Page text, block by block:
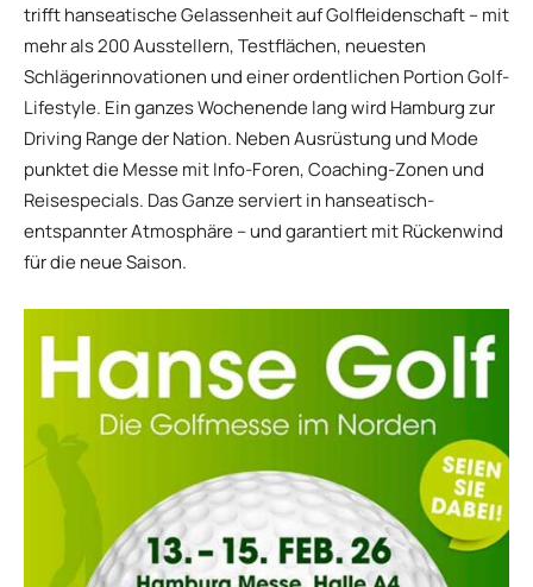
trifft hanseatische Gelassenheit auf Golfleidenschaft – mit
mehr als 200 Ausstellern, Testflächen, neuesten
Schlägerinnovationen und einer ordentlichen Portion Golf-
Lifestyle. Ein ganzes Wochenende lang wird Hamburg zur
Driving Range der Nation. Neben Ausrüstung und Mode
punktet die Messe mit Info-Foren, Coaching-Zonen und
Reisespecials. Das Ganze serviert in hanseatisch-
entspannter Atmosphäre – und garantiert mit Rückenwind
für die neue Saison.